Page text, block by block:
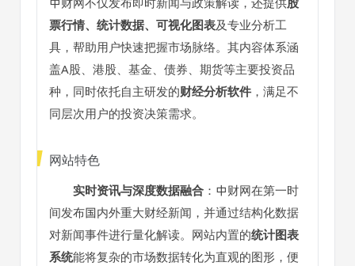
票行情、统计数据、可视化图表及专业分析工
具，帮助用户快速把握市场脉络。其内容体系涵
盖A股、港股、基金、债券、期货等主要投资品
种，同时依托自主研发的财经分析软件 ，满足不
同层次用户的投资决策需求。
网站特色
实时资讯与深度数据融合 ：中财网在第一时
间发布国内外重大财经新闻，并通过结构化数据
对新闻事件进行量化解读。网站内置的统计图表
系统能将复杂的市场数据转化为直观的图形，便